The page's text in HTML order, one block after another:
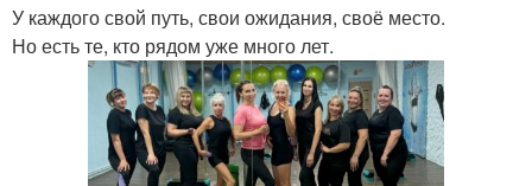
У каждого свой путь, свои ожидания, своё место.
Но есть те, кто рядом уже много лет.